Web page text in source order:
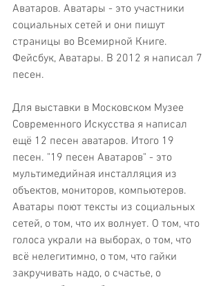
Аватаров. Аватары - это участники
социальных сетей и они пишут
страницы во Всемирной Книге.
Фейсбук, Аватары. В 2012 я написал 7
песен.
Для выставки в Московском Музее
Современного Искусства я написал
ещё 12 песен аватаров. Итого 19
песен. "19 песен Аватаров" - это
мультимедийная инсталляция из
объектов, мониторов, компьютеров.
Аватары поют тексты из социальных
сетей, о том, что их волнует. О том, что
голоса украли на выборах, о том, что
всё нелегитимно, о том, что гайки
закручивать надо, о счастье, о